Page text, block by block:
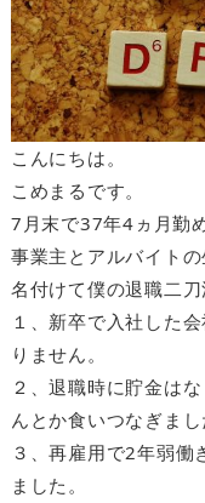
こんにちは。
こめまるです。
7月末で37年4ヵ月勤
事業主とアルバイトの
名付けて僕の退職二刀
１、新卒で入社した
りません。
２、退職時に貯金は
んとか食いつなぎまし
３、再雇用で2年弱働
ました。